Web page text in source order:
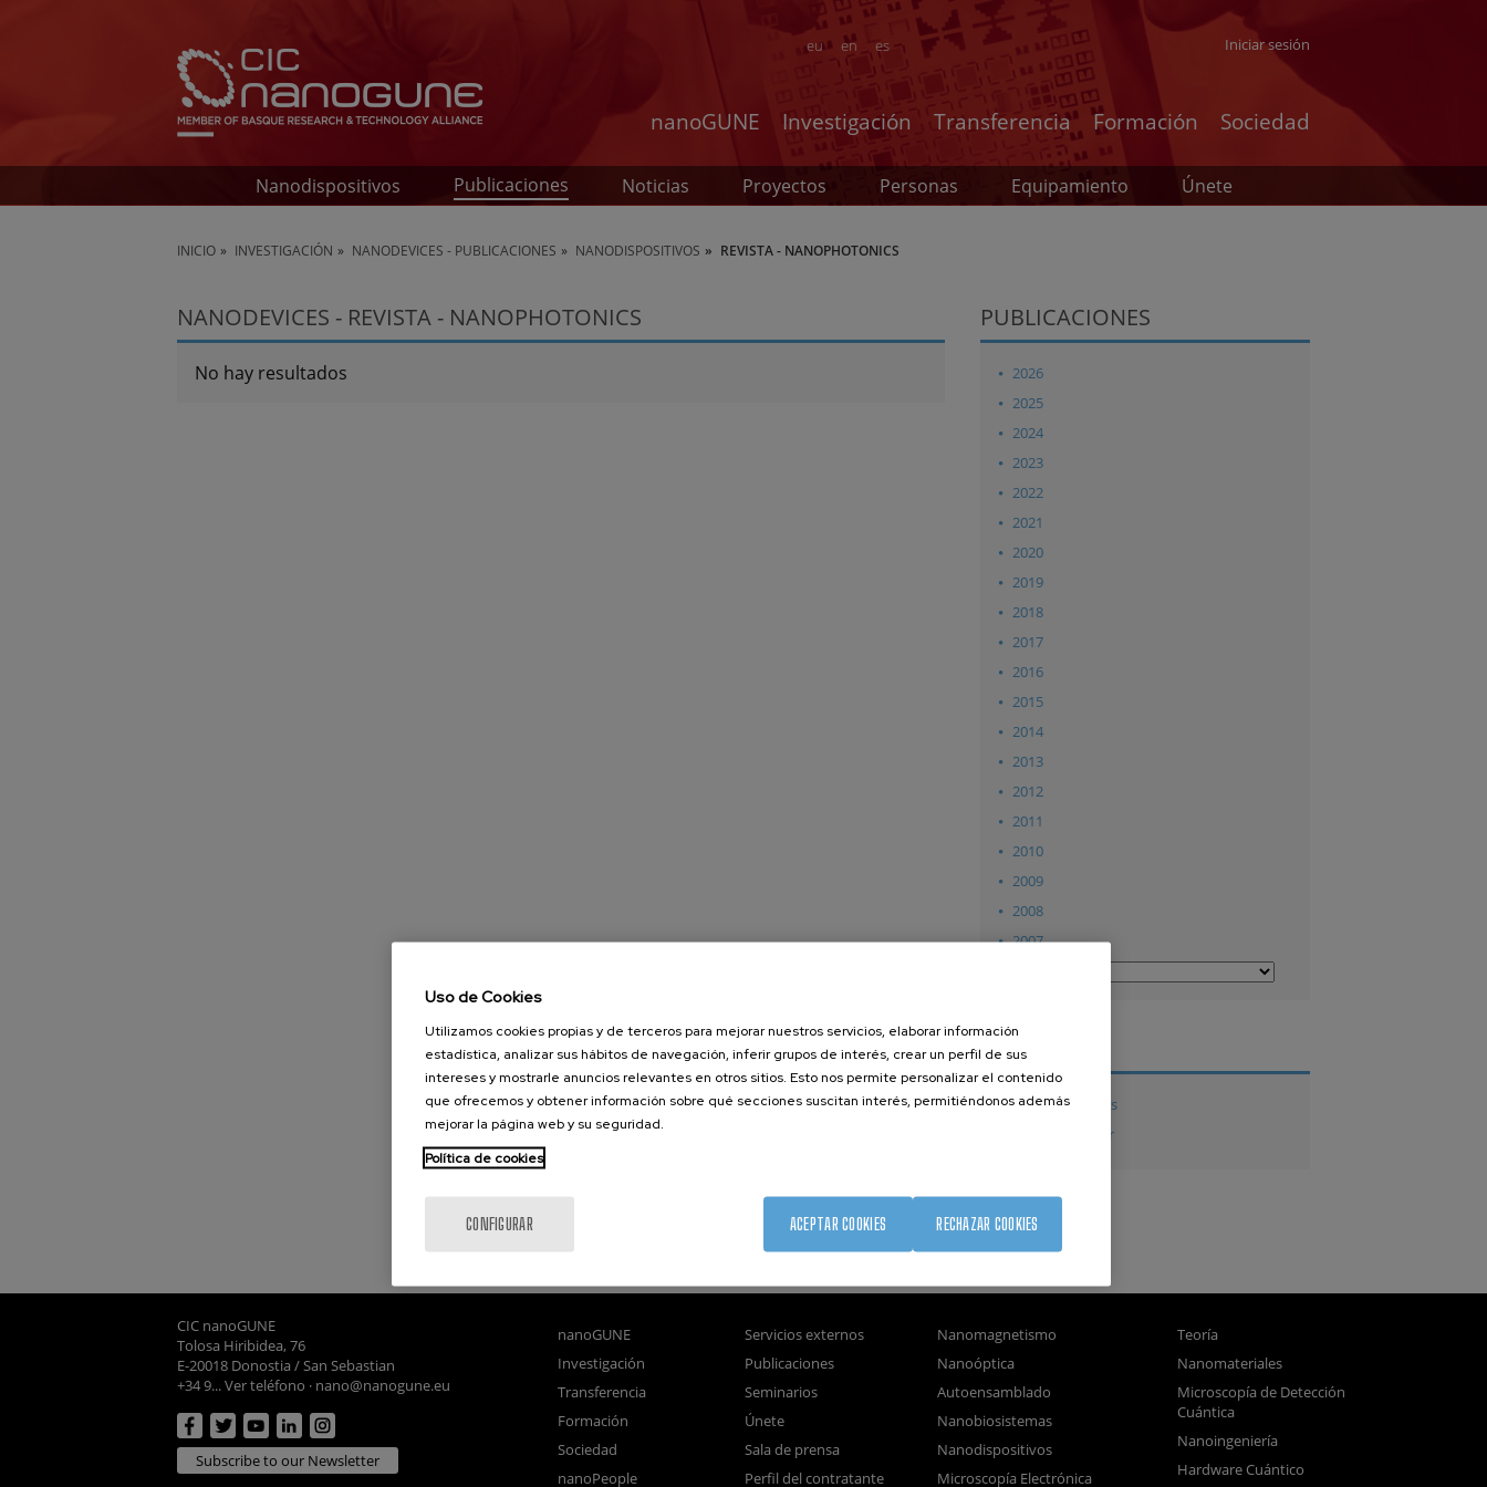
en es
eu Iniciar sesión
nanoGUNE Investigación Transferencia Formación Sociedad
Nanodispositivos Publicaciones Noticias Proyectos Personas Equipamiento Únete
INICIO INVESTIGACIÓN NANODEVICES - PUBLICACIONES NANODISPOSITIVOS REVISTA - NANOPHOTONICS
NANODEVICES - REVISTA - NANOPHOTONICS
No hay resultados
PUBLICACIONES
2026
2025
2024
2023
2022
2021
2020
2019
2018
2017
2016
2015
2014
2013
2012
2011
2010
2009
2008
2007
TESIS
Tesis doctorales
Tesis de Máster
CIC nanoGUNE
Tolosa Hiribidea, 76
E-20018 Donostia / San Sebastian
+34 9... Ver teléfono · nano@nanogune.eu
Subscribe to our Newsletter
nanoGUNE
Investigación
Transferencia
Formación
Sociedad
nanoPeople
Servicios externos
Publicaciones
Seminarios
Únete
Sala de prensa
Perfil del contratante
Nanomagnetismo
Nanoóptica
Autoensamblado
Nanobiosistemas
Nanodispositivos
Microscopía Electrónica
Teoría
Nanomateriales
Microscopía de Detección
Cuántica
Nanoingeniería
Hardware Cuántico
Uso de Cookies
Utilizamos cookies propias y de terceros para mejorar nuestros servicios, elaborar información
estadística, analizar sus hábitos de navegación, inferir grupos de interés, crear un perfil de sus
intereses y mostrarle anuncios relevantes en otros sitios. Esto nos permite personalizar el contenido
que ofrecemos y obtener información sobre qué secciones suscitan interés, permitiéndonos además
mejorar la página web y su seguridad.
Política de cookies
CONFIGURAR RECHAZAR COOKIES
ACEPTAR COOKIES